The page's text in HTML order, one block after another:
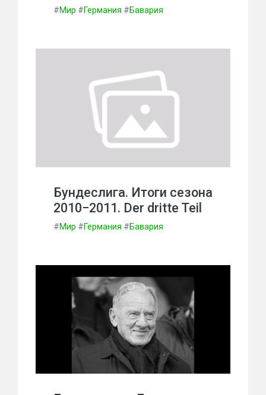
#Мир #Германия #Бавария
Бундеслига. Итоги сезона
2010−2011. Der dritte Teil
#Мир #Германия #Бавария